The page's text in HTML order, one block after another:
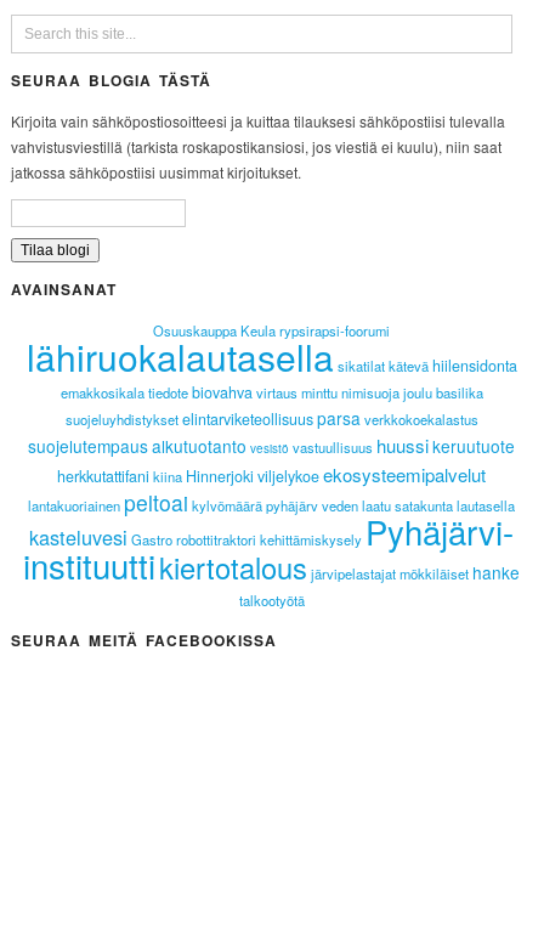
SEURAA BLOGIA TÄSTÄ
Kirjoita vain sähköpostiosoitteesi ja kuittaa tilauksesi sähköpostiisi tulevalla
vahvistusviestillä (tarkista roskapostikansiosi, jos viestiä ei kuulu), niin saat
jatkossa sähköpostiisi uusimmat kirjoitukset.
AVAINSANAT
Osuuskauppa Keula rypsirapsi-foorumi
lähiruokalautasella sikatilatkätevähiilensidonta
emakkosikalatiedotebiovahvavirtaus minttunimisuojajoulubasilika
suojeluyhdistyksetelintarviketeollisuusparsaverkkokoekalastus
suojelutempausalkutuotanto vesistö vastuullisuus huussikeruutuote
herkkutattifani kiina Hinnerjoki viljelykoeekosysteemipalvelut
lantakuoriainen peltoai kylvömäärä pyhäjärv veden laatu satakunta lautasella
kasteluvesi Gastro robottitraktori kehittämiskysely Pyhäjärvi-
instituuttikiertotalous järvipelastajat mökkiläiset hanke
talkootyötä
SEURAA MEITÄ FACEBOOKISSA